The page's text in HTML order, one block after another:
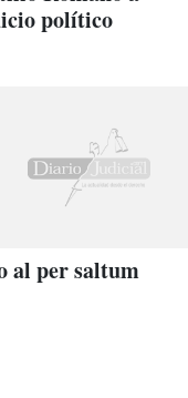
político
al per saltum